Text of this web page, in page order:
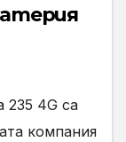
235 4G са
компания